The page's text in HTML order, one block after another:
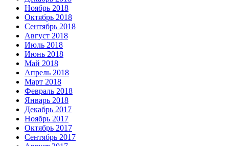
Ноябрь 2018
Октябрь 2018
Сентябрь 2018
Август 2018
Июль 2018
Июнь 2018
Май 2018
Апрель 2018
Март 2018
Февраль 2018
Январь 2018
Декабрь 2017
Ноябрь 2017
Октябрь 2017
Сентябрь 2017